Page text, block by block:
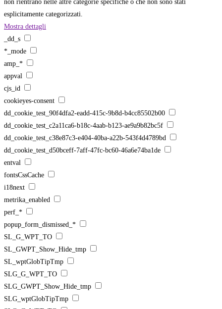
non rientrano nelle altre categorie specifiche o che non sono stati
esplicitamente categorizzati.
Mostra dettagli
_dd_s
*_mode
amp_*
appval
cjs_id
cookieyes-consent
dd_cookie_test_90f4dfa2-eadd-415c-9b8d-b4cc85502b00
dd_cookie_test_c2a11ca6-b18c-4aab-b123-ae9a9b82bc5f
dd_cookie_test_c38e87c3-e404-40ba-a22b-543f4d4789bd
dd_cookie_test_d50bceff-7aff-47fc-bc60-46a6e74ba1de
entval
fontsCssCache
i18next
metrika_enabled
perf_*
popup_form_dismissed_*
SL_G_WPT_TO
SL_GWPT_Show_Hide_tmp
SL_wptGlobTipTmp
SLG_G_WPT_TO
SLG_GWPT_Show_Hide_tmp
SLG_wptGlobTipTmp